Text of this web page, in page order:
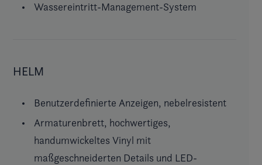
Wassereintritt-Management-System
HELM
Benutzerdefinierte Anzeigen, nebelresistent
Armaturenbrett, hochwertiges,
handumwickeltes Vinyl mit
maßgeschneiderten Details und LED-